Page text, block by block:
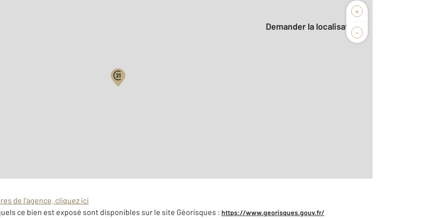
+
-
Demander la localisation
de l'agence, cliquez ici
ce bien est exposé sont disponibles sur le site Géorisques : https://www.georisques.gouv.fr/